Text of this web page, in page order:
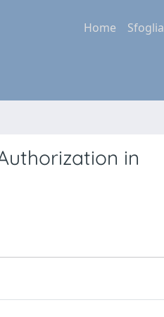
Home Sfoglia
in